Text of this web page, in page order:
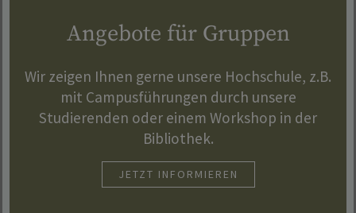
Angebote für Gruppen
Wir zeigen Ihnen gerne unsere Hochschule, z.B.
mit Campusführungen durch unsere
Studierenden oder einem Workshop in der
Bibliothek.
JETZT INFORMIEREN